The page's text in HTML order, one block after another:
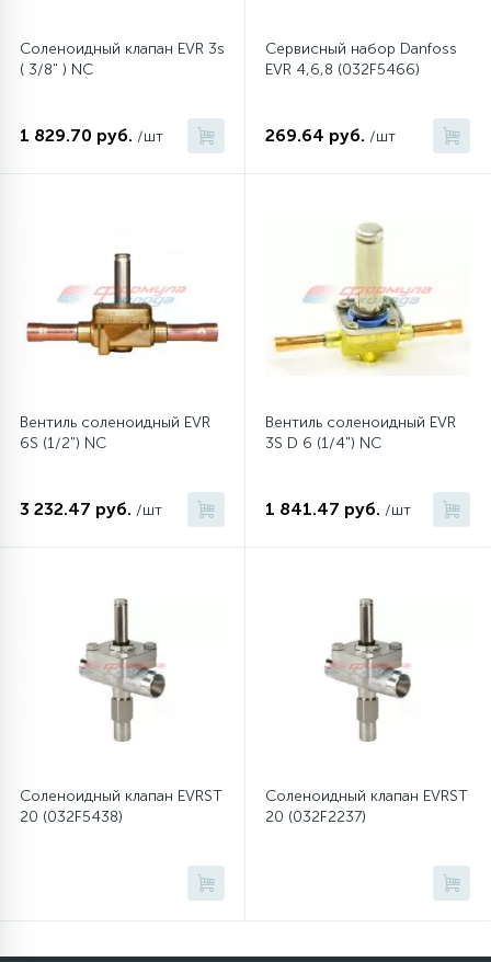
Сливные фильтры
45
Смазки
5
Таходатчики
6
ТЭНы (нагревательные элементы)
Шланги залива
Шланги слива
Соленоидный клапан EVR 3s
( 3/8" ) NC
1 829.70 руб. /шт
Сервисный набор Danfoss
EVR 4,6,8 (032F5466)
269.64 руб. /шт
Вентиль соленоидный EVR
6S (1/2") NC
3 232.47 руб. /шт
Вентиль соленоидный EVR
3S D 6 (1/4") NC
1 841.47 руб. /шт
Соленоидный клапан EVRST
20 (032F5438)
Соленоидный клапан EVRST
20 (032F2237)